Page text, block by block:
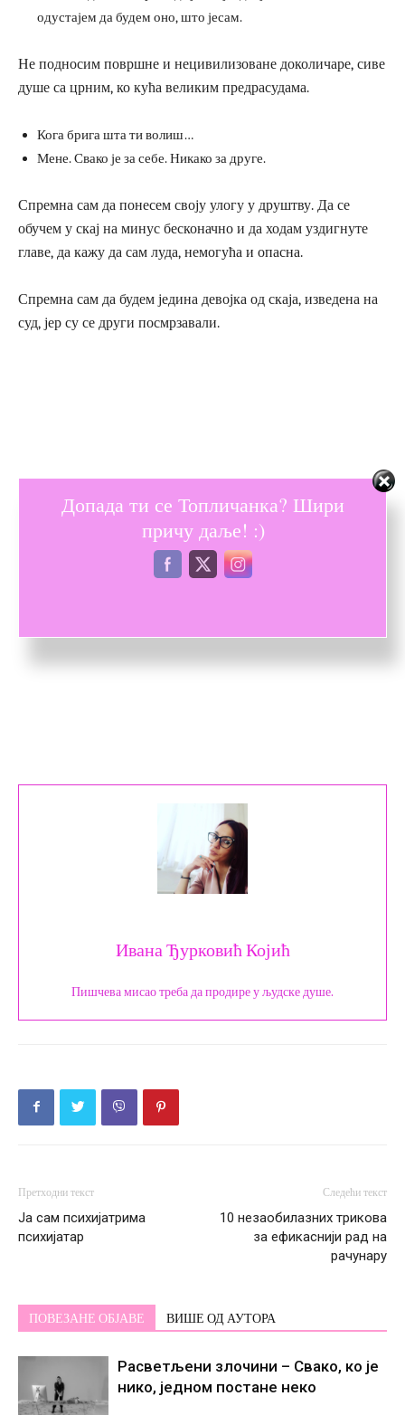
одустајем да будем оно, што јесам.
Не подносим површне и нецивилизоване доколичаре, сиве
душе са црним, ко кућа великим предрасудама.
Кога брига шта ти волиш…
Мене. Свако је за себе. Никако за друге.
Спремна сам да понесем своју улогу у друштву. Да се
обучем у скај на минус бесконачно и да ходам уздигнуте
главе, да кажу да сам луда, немогућа и опасна.
Спремна сам да будем једина девојка од скаја, изведена на
суд, јер су се други посмрзавали.
Ивана Ђурковић Којић
Пишчева мисао треба да продире у људске душе.
Претходни текст
Ја сам психијатрима
психијатар
Следећи текст
10 незаобилазних трикова
за ефикаснији рад на
рачунару
ПОВЕЗАНЕ ОБЈАВЕ ВИШЕ ОД АУТОРА
Расветљени злочини – Свако, ко је
нико, једном постане некo
Допада ти се Топличанка? Шири
причу даље! :)